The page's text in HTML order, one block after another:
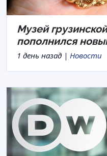
Музей
пополнился
1 день назад | Новости